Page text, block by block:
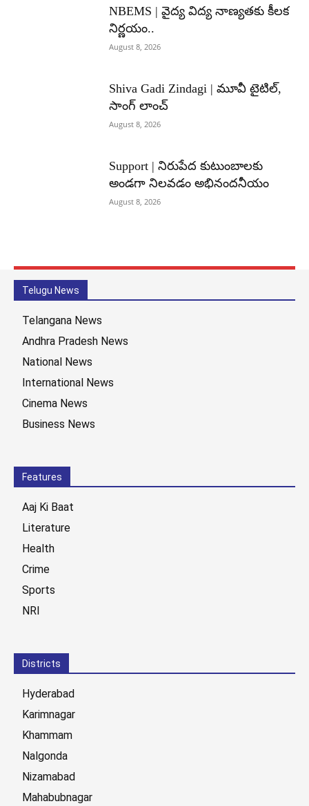
NBEMS | వైద్య విద్య నాణ్యతకు కీలక
నిర్ణయం..
August 8, 2026
Shiva Gadi Zindagi | మూవీ టైటిల్,
సాంగ్ లాంచ్
August 8, 2026
Support | నిరుపేద కుటుంబాలకు
అండగా నిలవడం అభినందనీయం
August 8, 2026
Telugu News
Telangana News
Andhra Pradesh News
National News
International News
Cinema News
Business News
Features
Aaj Ki Baat
Literature
Health
Crime
Sports
NRI
Districts
Hyderabad
Karimnagar
Khammam
Nalgonda
Nizamabad
Mahabubnagar